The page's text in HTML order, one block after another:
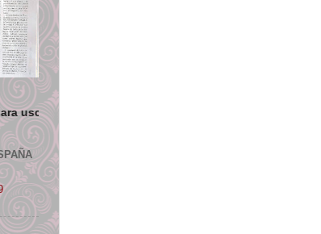
que se de crédito y enlace su origen.